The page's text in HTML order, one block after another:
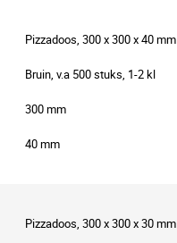
Pizzadoos, 300 x 300 x 40 mm
Bruin, v.a 500 stuks, 1-2 kl
300 mm
40 mm
Pizzadoos, 300 x 300 x 30 mm